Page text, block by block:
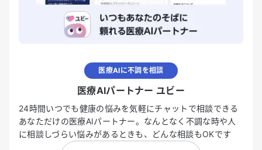
医療AIに不調を相談
医療AIパートナー ユビー
24時間いつでも健康の悩みを気軽にチャットで相談できる
あなただけの医療AIパートナー。なんとなく不調な時や人
に相談しづらい悩みがあるときも、どんな相談もOKです